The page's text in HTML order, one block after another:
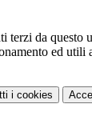
terzi da questo
ed utili
i cookies